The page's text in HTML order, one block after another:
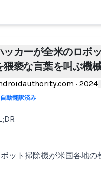
ッカーが全米のロボ
猥褻な言葉を叫ぶ機
· 2024
自動翻訳済み
ボット掃除機が米国各地